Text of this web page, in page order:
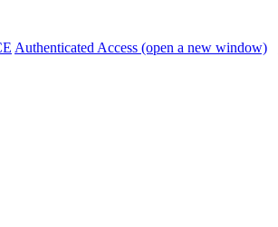
Authenticated Access (open a new window)